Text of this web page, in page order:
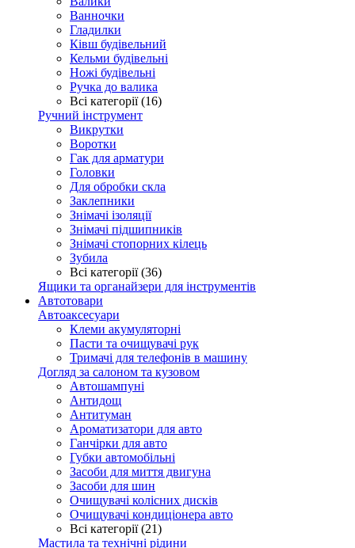
Ванночки
Гладилки
Ківш будівельний
Кельми будівельні
Ножі будівельні
Ручка до валика
Всі категорії (16)
Ручний інструмент
Викрутки
Воротки
Гак для арматури
Головки
Для обробки скла
Заклепники
Знімачі ізоляції
Знімачі підшипників
Знімачі стопорних кілець
Зубила
Всі категорії (36)
Ящики та органайзери для інструментів
Автотовари
Автоаксесуари
Клеми акумуляторні
Пасти та очищувачі рук
Тримачі для телефонів в машину
Догляд за салоном та кузовом
Автошампуні
Антидощ
Антитуман
Ароматизатори для авто
Ганчірки для авто
Губки автомобільні
Засоби для миття двигуна
Засоби для шин
Очищувачі колісних дисків
Очищувачі кондиціонера авто
Всі категорії (21)
Мастила та технічні рідини